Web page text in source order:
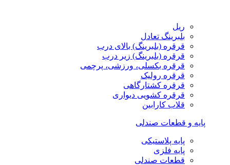
ریل
بلبرینگ تعادل
قرقره (بلبرینگ) بالای درب
قرقره (بلبرینگ) زیر درب
قرقره بکسلی، ورزشی، پرچمی
قرقره رولیک
قرقره کشتارگاهی
قرقره کشویی دیواری
قلاب کارابین
پایه و قطعات صندلی
پایه پلاستیکی
پایه فلزی
قطعات صندلی